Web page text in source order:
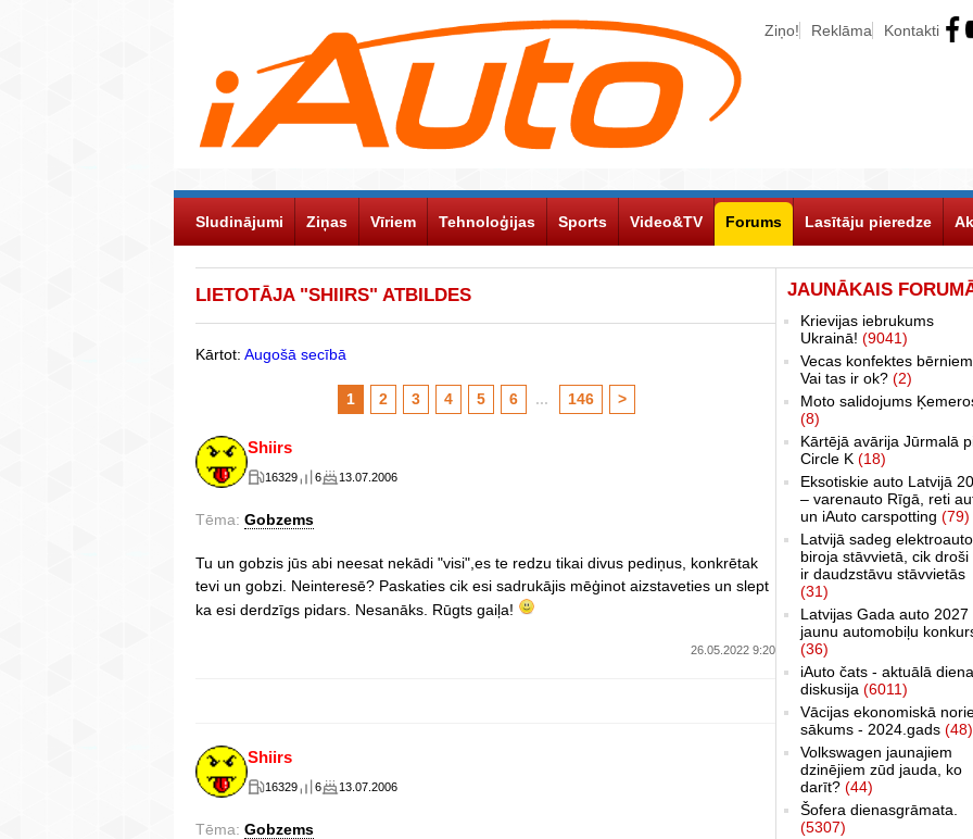
Ziņo! Reklāma Kontakti
Sludinājumi Ziņas Vīriem Tehnoloģijas Sports Video&TV Forums Lasītāju pieredze
LIETOTĀJA "SHIIRS" ATBILDES
Kārtot: Augošā secībā
1 2 3 4 5 6 ... 146 >
Shiirs
16329 6 13.07.2006
Tēma: Gobzems
Tu un gobzis jūs abi neesat nekādi "visi",es te redzu tikai divus pediņus, konkrētak
tevi un gobzi. Neinteresē? Paskaties cik esi sadrukājis mēģinot aizstaveties un slept
ka esi derdzīgs pidars. Nesanāks. Rūgts gaiļa!
26.05.2022 9:20
Shiirs
16329 6 13.07.2006
Tēma: Gobzems
JAUNĀKAIS
Krievijas iebrukums
Ukrainā! (9041)
Vecas konfektes
Vai tas ir ok? (2)
Moto salidojums
(8)
Kārtējā avārija Jūrmalā
Circle K (18)
Eksotiskie auto Latvijā
– varenauto Rīgā, reti
un iAuto carspotting (79)
Latvijā sadeg elektroauto
biroja stāvvietā, cik droši
ir daudzstāvu stāvvietās
(31)
Latvijas Gada auto 2027
jaunu automobiļu
(36)
iAuto čats - aktuālā
diskusija (6011)
Vācijas ekonomiskā
sākums - 2024.gads (48)
Volkswagen jaunajiem
dzinējiem zūd jauda, ko
darīt? (44)
Šofera dienasgrāmata.
(5307)